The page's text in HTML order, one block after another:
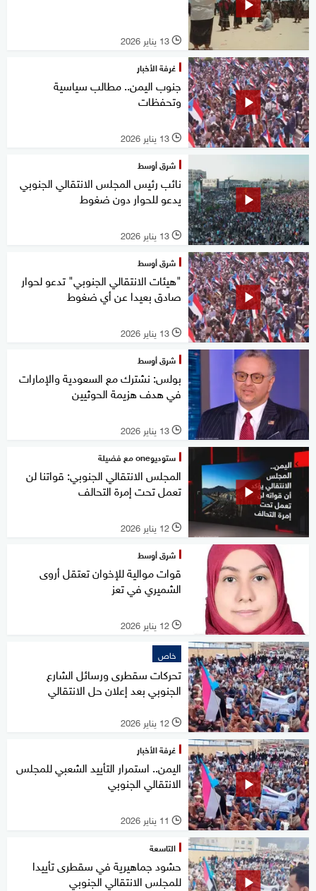
l 13 يناير 2026
غرفة الأخبار
جنوب اليمن.. مطالب سياسية
وتحفظات
l 13 يناير 2026
شرق أوسط
نائب رئيس المجلس الانتقالي الجنوبي
يدعو للحوار دون ضغوط
l 13 يناير 2026
شرق أوسط
"هيئات الانتقالي الجنوبي" تدعو لحوار
صادق بعيدا عن أي ضغوط
l 13 يناير 2026
شرق أوسط
بولس: نشترك مع السعودية والإمارات
في هدف هزيمة الحوثيين
l 13 يناير 2026
ستوديوone مع فضيلة
المجلس الانتقالي الجنوبي: قواتنا لن
تعمل تحت إمرة التحالف
l 12 يناير 2026
شرق أوسط
قوات موالية للإخوان تعتقل أروى
الشميري في تعز
l 12 يناير 2026
خاص
تحركات سقطرى ورسائل الشارع
الجنوبي بعد إعلان حل الانتقالي
l 12 يناير 2026
غرفة الأخبار
اليمن.. استمرار التأييد الشعبي للمجلس
الانتقالي الجنوبي
l 11 يناير 2026
التاسعة
حشود جماهيرية في سقطرى تأييدا
للمجلس الانتقالي الجنوبي